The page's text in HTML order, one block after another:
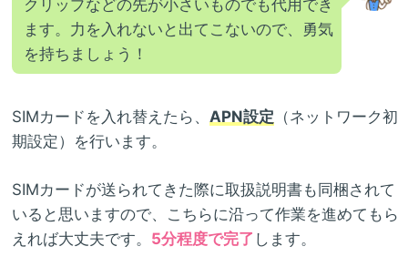
クリップなどの先が小さいものでも代用でき
ます。力を入れないと出てこないので、勇気
を持ちましょう！
SIMカードを入れ替えたら、 APN設定 （ネットワーク初
期設定）を行います。
SIMカードが送られてきた際に取扱説明書も同梱されて
いると思いますので、こちらに沿って作業を進めてもら
えれば大丈夫です。 5分程度で完了 します。